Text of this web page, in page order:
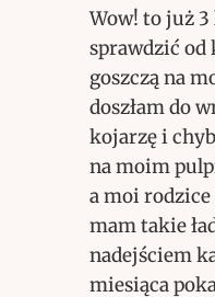
Wow! to już 3
sprawdzić od
goszczą na
doszłam do
kojarzę i
na moim
a moi
mam takie
nadejściem
miesiąca